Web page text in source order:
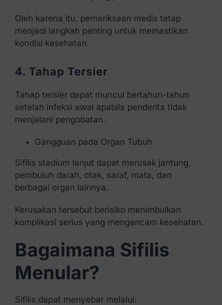
Oleh karena itu, pemeriksaan medis tetap
menjadi langkah penting untuk memastikan
kondisi kesehatan.
4. Tahap Tersier
Tahap tersier dapat muncul bertahun-tahun
setelah infeksi awal apabila penderita tidak
menjalani pengobatan.
Gangguan pada Organ Tubuh
Sifilis stadium lanjut dapat merusak jantung,
pembuluh darah, otak, saraf, mata, dan
berbagai organ lainnya.
Kerusakan tersebut berisiko menimbulkan
komplikasi serius yang mengancam kesehatan.
Bagaimana Sifilis
Menular?
Sifilis dapat menyebar melalui: